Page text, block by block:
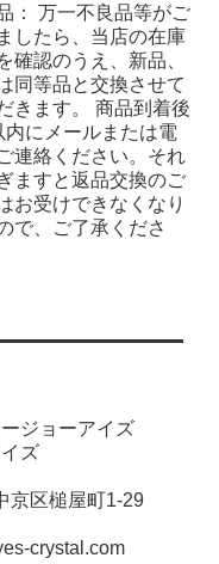
： 万一不良品等がご
したら、当店の在庫
確認のうえ、新品、
同等品と交換させて
きます。 商品到着後
内にメールまたは電
連絡ください。それ
ますと返品交換のご
お受けできなくなり
で、ご了承くださ
ジョーアイズ
ズ
京区槌屋町1-29
crystal.com